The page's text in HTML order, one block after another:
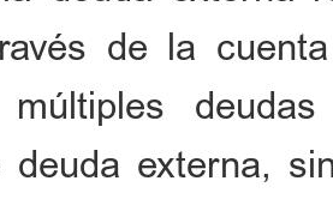
de la
múltiples
deuda externa,